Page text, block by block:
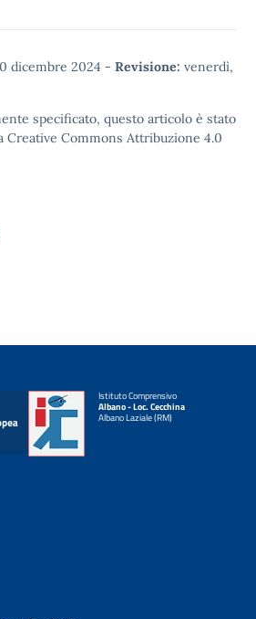
dicembre 2024 - Revisione: venerdì,
specificato, questo articolo è stato
Creative Commons Attribuzione 4.0
Istituto Comprensivo
Albano - Loc. Cecchina
Albano Laziale (RM)